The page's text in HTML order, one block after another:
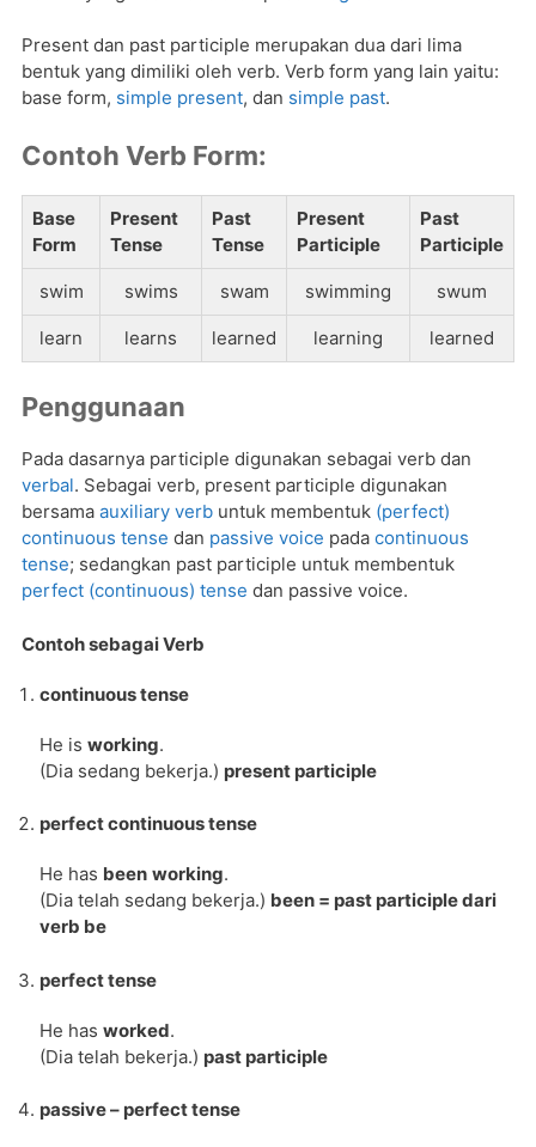
Present dan past participle merupakan dua dari lima
bentuk yang dimiliki oleh verb. Verb form yang lain yaitu:
base form, simple present, dan simple past.
Contoh Verb Form:
Base
Form
Present
Tense
Past
Tense
Present
Participle
Past
Participle
swim swims swam swimming swum
learn learns learned learning learned
Penggunaan
Pada dasarnya participle digunakan sebagai verb dan
verbal. Sebagai verb, present participle digunakan
bersama auxiliary verb untuk membentuk (perfect)
continuous tense dan passive voice pada continuous
tense; sedangkan past participle untuk membentuk
perfect (continuous) tense dan passive voice.
Contoh sebagai Verb
continuous tense
He is working.
(Dia sedang bekerja.) present participle
perfect continuous tense
He has been working.
(Dia telah sedang bekerja.) been = past participle dari
verb be
perfect tense
He has worked.
(Dia telah bekerja.) past participle
passive – perfect tense